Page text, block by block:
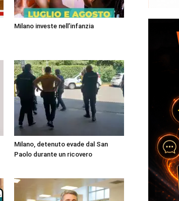
Milano investe nell’infanzia
Milano, detenuto evade dal San
Paolo durante un ricovero